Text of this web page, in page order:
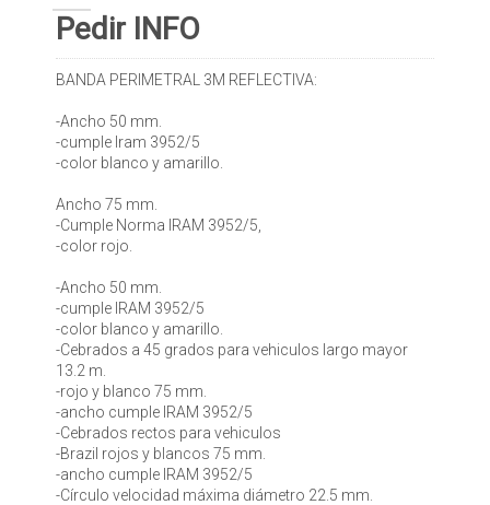
Pedir INFO
BANDA PERIMETRAL 3M REFLECTIVA:
-Ancho 50 mm.
-cumple Iram 3952/5
-color blanco y amarillo.
Ancho 75 mm.
-Cumple Norma IRAM 3952/5,
-color rojo.
-Ancho 50 mm.
-cumple IRAM 3952/5
-color blanco y amarillo.
-Cebrados a 45 grados para vehiculos largo mayor
13.2 m.
-rojo y blanco 75 mm.
-ancho cumple IRAM 3952/5
-Cebrados rectos para vehiculos
-Brazil rojos y blancos 75 mm.
-ancho cumple IRAM 3952/5
-Círculo velocidad máxima diámetro 22.5 mm.